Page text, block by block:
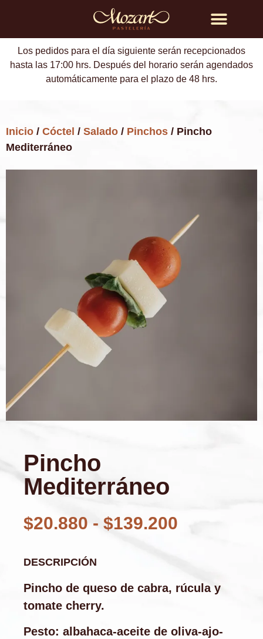
Los pedidos para el día siguiente serán recepcionados
hasta las 17:00 hrs. Después del horario serán agendados
automáticamente para el plazo de 48 hrs.
Inicio / Cóctel / Salado / Pinchos / Pincho
Mediterráneo
Pincho
Mediterráneo
$20.880 - $139.200
DESCRIPCIÓN
Pincho de queso de cabra, rúcula y
tomate cherry.
Pesto: albahaca-aceite de oliva-ajo-